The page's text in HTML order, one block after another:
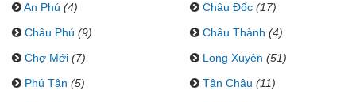
An Phú (4) Châu Đốc (17)
Châu Phú (9) Châu Thành (4)
Chợ Mới (7) Long Xuyên (51)
Phú Tân (5) Tân Châu (11)